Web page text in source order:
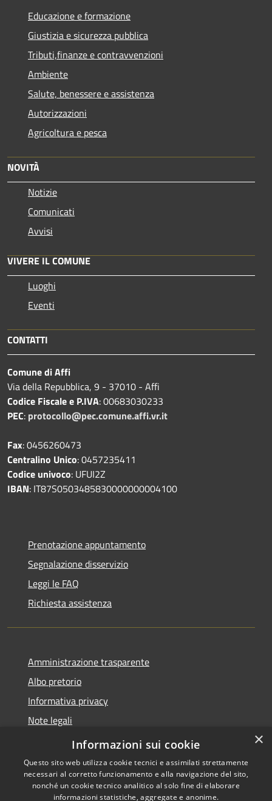
Educazione e formazione
Giustizia e sicurezza pubblica
Tributi,finanze e contravvenzioni
Ambiente
Salute, benessere e assistenza
Autorizzazioni
Agricoltura e pesca
NOVITÀ
Notizie
Comunicati
Avvisi
VIVERE IL COMUNE
Luoghi
Eventi
CONTATTI
Comune di Affi
Via della Repubblica, 9 - 37010 - Affi
Codice Fiscale e P.IVA: 00683030233
PEC: protocollo@pec.comune.affi.vr.it
Fax: 0456260473
Centralino Unico: 0457235411
Codice univoco: UFUI2Z
IBAN: IT87S0503485830000000004100
Prenotazione appuntamento
Segnalazione disservizio
Leggi le FAQ
Richiesta assistenza
Amministrazione trasparente
Albo pretorio
Informativa privacy
Note legali
Dichiarazione di accessibilità
×
Informazioni sui cookie
Questo sito web utilizza cookie tecnici e assimilati strettamente
necessari al corretto funzionamento e alla navigazione del sito,
nonché un cookie tecnico analitico al solo fine di elaborare
informazioni statistiche, aggregate e anonime.